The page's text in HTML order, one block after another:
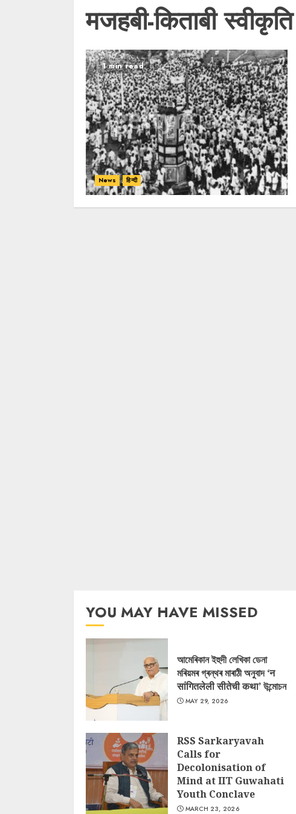
मजहबी-किताबी स्वीकृति
1 min read
News हिन्दी
YOU MAY HAVE MISSED
আমেৰিকান ইহুদী লেখিকা ডেনা
মৰিয়মৰ গ্ৰন্থৰ মাৰাঠী অনুবাদ ‘न
सांगितलेली सीतेची कथा’ উন্মোচন
MAY 29, 2026
RSS Sarkaryavah
Calls for
Decolonisation of
Mind at IIT Guwahati
Youth Conclave
MARCH 23, 2026